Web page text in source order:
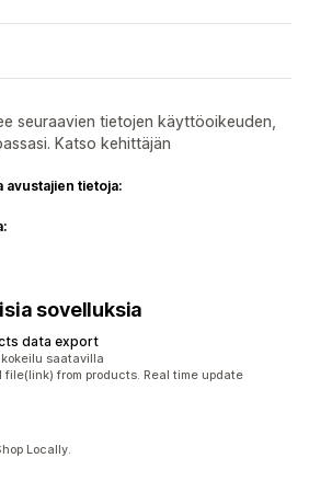
seuraavien tietojen käyttöoikeuden,
Katso kehittäjän
avustajien tietoja:
sovelluksia
data export
saatavilla
file(link) from products. Real time update
Locally.